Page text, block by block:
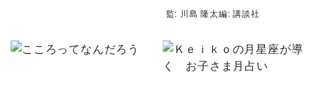
監: 川島 隆太編: 講談社